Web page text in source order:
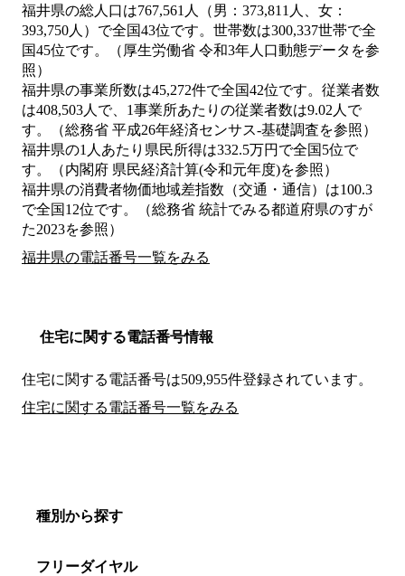
福井県の総人口は767,561人（男：373,811人、女：
393,750人）で全国43位です。世帯数は300,337世帯で全
国45位です。（厚生労働省 令和3年人口動態データを参
照）
福井県の事業所数は45,272件で全国42位です。従業者数
は408,503人で、1事業所あたりの従業者数は9.02人で
す。（総務省 平成26年経済センサス‐基礎調査を参照）
福井県の1人あたり県民所得は332.5万円で全国5位で
す。（内閣府 県民経済計算(令和元年度)を参照）
福井県の消費者物価地域差指数（交通・通信）は100.3
で全国12位です。（総務省 統計でみる都道府県のすが
た2023を参照）
福井県の電話番号一覧をみる
住宅に関する電話番号情報
住宅に関する電話番号は509,955件登録されています。
住宅に関する電話番号一覧をみる
種別から探す
フリーダイヤル